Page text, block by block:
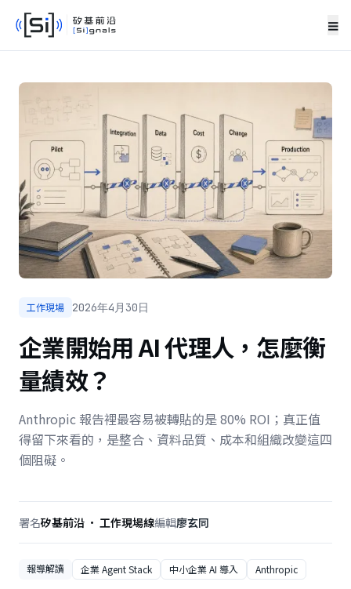
≡
工作現場 2026年4月30日
企業開始用 AI 代理人，怎麼衡
量績效？
Anthropic 報告裡最容易被轉貼的是 80% ROI；真正值
得留下來看的，是整合、資料品質、成本和組織改變這四
個阻礙。
署名矽基前沿 · 工作現場線編輯廖玄同
報導解讀 企業 Agent Stack 中小企業 AI 導入 Anthropic